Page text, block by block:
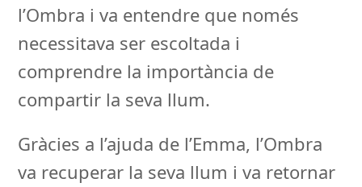
l’Ombra i va entendre que només
necessitava ser escoltada i
comprendre la importància de
compartir la seva llum.
Gràcies a l’ajuda de l’Emma, l’Ombra
va recuperar la seva llum i va retornar